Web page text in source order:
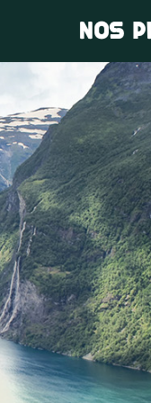
NOS